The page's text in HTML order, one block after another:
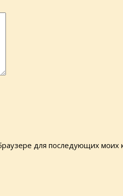
для последующих моих